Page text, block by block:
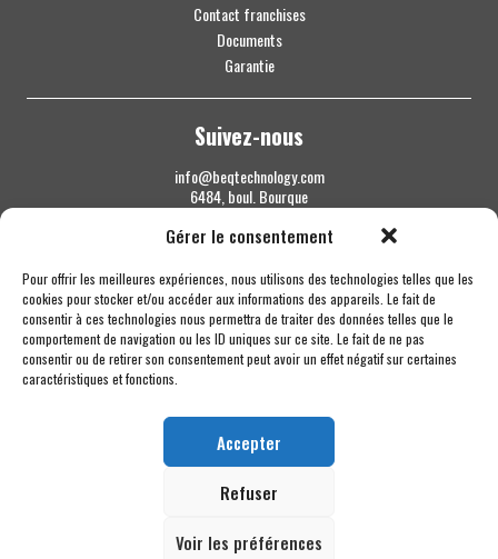
Gérer le consentement
Pour offrir les meilleures expériences, nous utilisons des technologies telles que les
cookies pour stocker et/ou accéder aux informations des appareils. Le fait de
consentir à ces technologies nous permettra de traiter des données telles que le
comportement de navigation ou les ID uniques sur ce site. Le fait de ne pas
consentir ou de retirer son consentement peut avoir un effet négatif sur certaines
caractéristiques et fonctions.
Accepter
Refuser
Voir les préférences
Contact franchises
Documents
Garantie
Suivez-nous
info@beqtechnology.com
6484, boul. Bourque
Sherbrooke QC J1N 1H3
1 844 427-7800